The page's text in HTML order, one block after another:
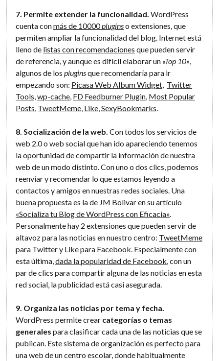
7. Permite extender la funcionalidad. WordPress
cuenta conmás de 10000pluginso extensiones, que
permiten ampliar la funcionalidad del blog. Internet está
lleno de listas con recomendaciones que pueden servir
de referencia, y aunque es difícil elaborar un «Top 10»
algunos de lospluginsque recomendaría para ir
empezando son: Picasa Web Album Widget Twitter
Tools ,wp-cache FD Feedburner Plugin Most Popular
Posts TweetMeme Like ,SexyBookmarks
8. Socialización de la web. Con todos los servicios de
web 2.0 o web social que han ido apareciendo tenemos
la oportunidad de compartir la información de nuestra
web de un modo distinto. Con uno o dos clics, podemos
reenviar y recomendar lo que estamos leyendo a
contactos y amigos en nuestras redes sociales. Una
buena propuesta es la de JM Bolivar en su artículo
«Socializa tu Blog de WordPress con Eficacia»
Personalmente hay 2 extensiones que pueden servir de
altavoz para las noticias en nuestro centro: TweetMeme
para Twitter y Likepara Facebook. Especialmente con
esta última,dada la popularidad de Facebook , con un
par de clics para compartir alguna de las noticias en esta
red social, la publicidad está casi asegurada.
9. Organiza las noticias por tema y fecha.
WordPress permite crear categorías o temas
generales para clasificar cada una de las noticias que se
publican. Este sistema de organización es perfecto para
una web de un centro escolar, donde habitualmente